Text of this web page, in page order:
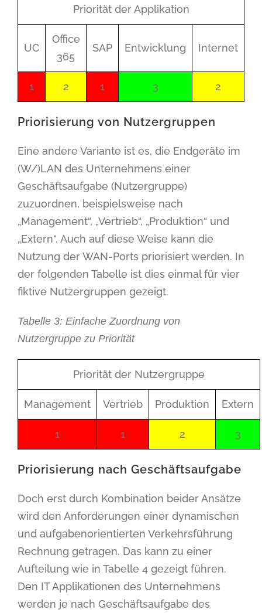
Priorität der Applikation
UC
Office
365
SAP Entwicklung Internet
1 2 1 3 2
Priorisierung von Nutzergruppen
Eine andere Variante ist es, die Endgeräte im
(W/)LAN des Unternehmens einer
Geschäftsaufgabe (Nutzergruppe)
zuzuordnen, beispielsweise nach
„Management“, „Vertrieb“, „Produktion“ und
„Extern“. Auch auf diese Weise kann die
Nutzung der WAN-Ports priorisiert werden. In
der folgenden Tabelle ist dies einmal für vier
fiktive Nutzergruppen gezeigt.
Tabelle 3: Einfache Zuordnung von
Nutzergruppe zu Priorität
Priorität der Nutzergruppe
Management Vertrieb Produktion Extern
1 1 2 3
Priorisierung nach Geschäftsaufgabe
Doch erst durch Kombination beider Ansätze
wird den Anforderungen einer dynamischen
und aufgabenorientierten Verkehrsführung
Rechnung getragen. Das kann zu einer
Aufteilung wie in Tabelle 4 gezeigt führen.
Den IT Applikationen des Unternehmens
werden je nach Geschäftsaufgabe des